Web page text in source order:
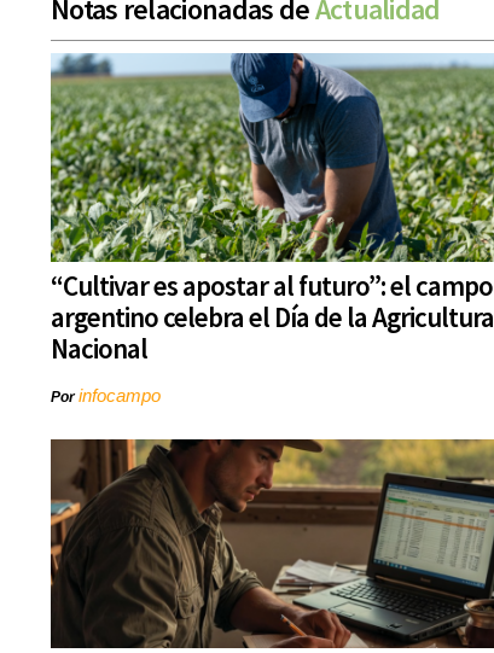
Notas relacionadas deActualidad
“Cultivar es apostar al futuro”: el campo
argentino celebra el Día de la Agricultura
Nacional
Porinfocampo